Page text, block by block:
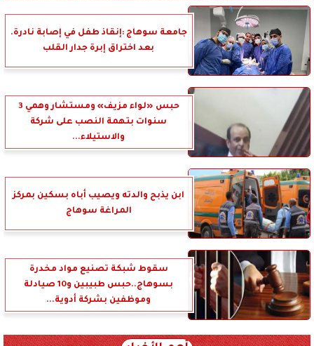
جامعة سوهاج :إنقاذ طفل في إصابة نادرة.
بعد اختراق إبرة جدار القلب
حبس «لواء مزيف» ومستشار وهمي 3
سنوات بتهمة النصب على شركة
والاستيلاء...
ابن يذبح والدته ويصيب أباه بسكين بمركز
المراغة سوهاج
سقوط شبكة تصنيع مواد مخدرة
بسوهاج..حبس طبيبين و10 صيادلة
وموظفين بشركة أدوية...